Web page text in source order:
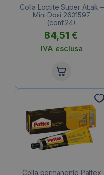
Colla Loctite Super Attak –
Mini Dosi 2631597
(conf.24)
84,51 €
IVA esclusa
Colla permanente Pattex